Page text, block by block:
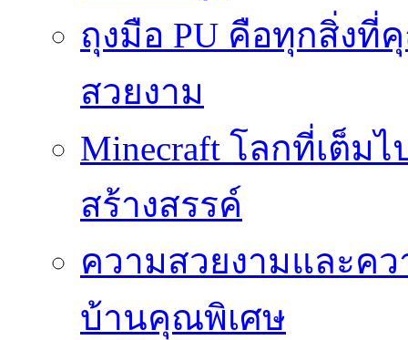
ถุงมือ PU คือทุกสิ่งที่
สวยงาม
Minecraft โลกที่เต็ม
สร้างสรรค์
ความสวยงามและค
บ้านคุณพิเศษ